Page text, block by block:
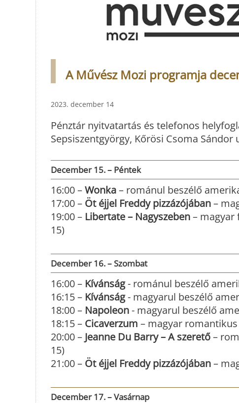
A Művész Mozi programja
2023. december 14
Pénztár nyitvatartás és telefonos
Sepsiszentgyörgy, Kőrösi Csoma Sándor
December 15. – Péntek
16:00 –Wonka– románul beszélő
17:00 – Öt éjjel Freddy pizzázójában–
19:00 – Libertate – Nagyszeben– magyar
15)
December 16. – Szombat
16:00 – Kívánság- románul beszélő
16:15 – Kívánság- magyarul beszélő
18:00 – Napoleon- magyarul beszélő
18:15 – Cicaverzum – magyar romantikus
20:00 – Jeanne Du Barry – A szerető–
15)
21:00 – Öt éjjel Freddy pizzázójában–
December 17. – Vasárnap